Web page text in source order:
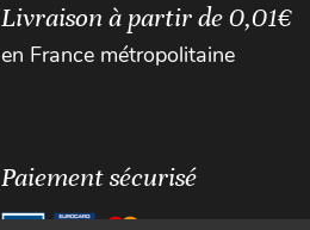
Livraison à partir de 0,01€
en France métropolitaine
Paiement sécurisé